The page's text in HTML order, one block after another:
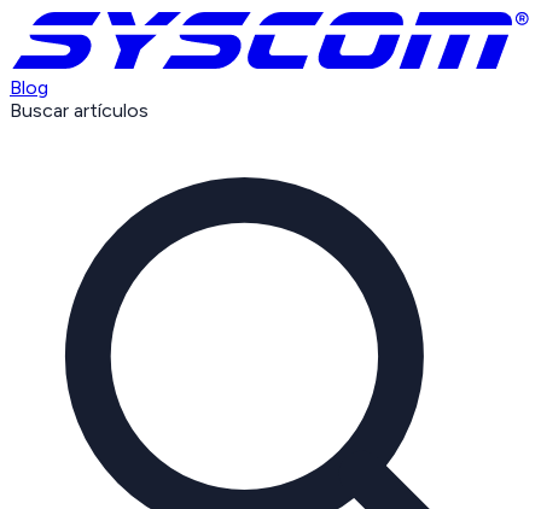
Blog
Buscar artículos